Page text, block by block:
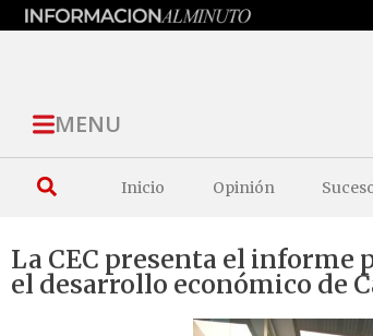
MENU
Inicio Opinión
La CEC presenta el
el desarrollo económico de